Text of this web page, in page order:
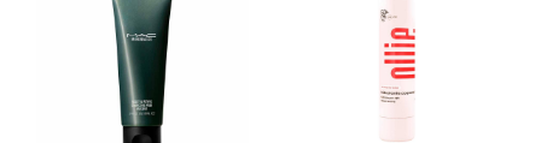
Ver más Ver más